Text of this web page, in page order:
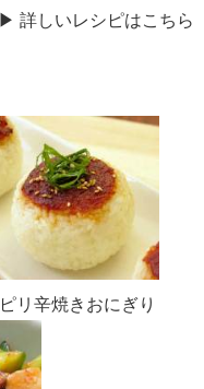
▶ 詳しいレシピはこちら
ピリ辛焼きおにぎり